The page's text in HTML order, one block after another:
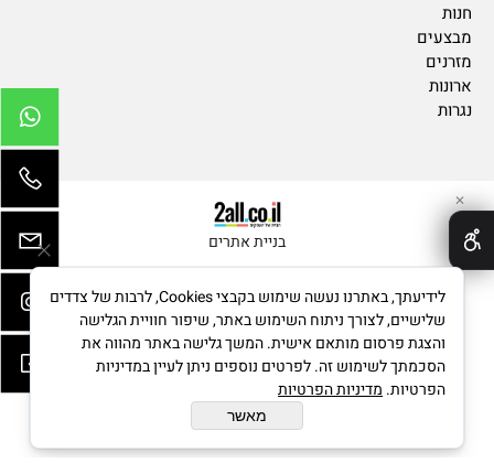
חנות
מבצעים
מזרנים
ארונות
נגרות
בניית אתרים
✕
לידיעתך, באתרנו נעשה שימוש בקבצי Cookies, לרבות של צדדים
שלישיים, לצורך ניתוח השימוש באתר, שיפור חוויית הגלישה
והצגת פרסום מותאם אישית. המשך גלישה באתר מהווה את
הסכמתך לשימוש זה. לפרטים נוספים ניתן לעיין במדיניות
הפרטיות. מדיניות הפרטיות
מאשר